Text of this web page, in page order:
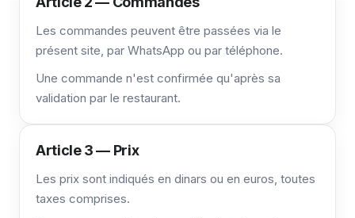
Les commandes peuvent être passées via le
présent site, par WhatsApp ou par téléphone.
Une commande n'est confirmée qu'après sa
validation par le restaurant.
Article 3 — Prix
Les prix sont indiqués en dinars ou en euros, toutes
taxes comprises.